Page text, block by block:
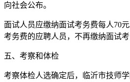
向社会公布。
面试人员应缴纳面试考务费每人70
考务费的应聘人员，不再缴纳面试考
五、考察和体检
考察体检人选确定后，临沂市技师